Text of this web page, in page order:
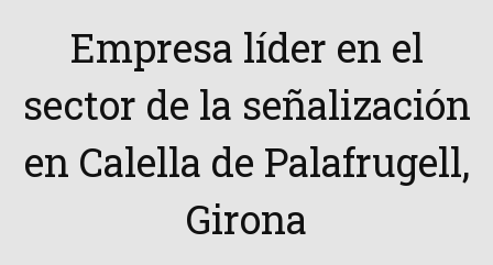
Empresa líder en el
sector de la señalización
en Calella de Palafrugell,
Girona